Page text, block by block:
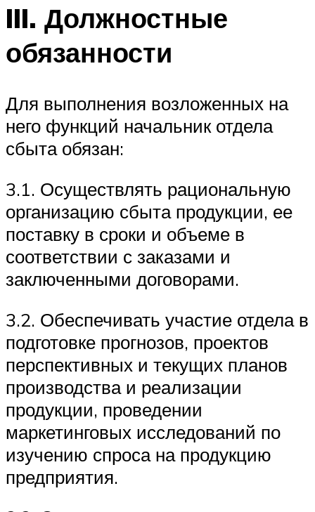
III. Должностные
обязанности
Для выполнения возложенных на
него функций начальник отдела
сбыта обязан:
3.1. Осуществлять рациональную
организацию сбыта продукции, ее
поставку в сроки и объеме в
соответствии с заказами и
заключенными договорами.
3.2. Обеспечивать участие отдела в
подготовке прогнозов, проектов
перспективных и текущих планов
производства и реализации
продукции, проведении
маркетинговых исследований по
изучению спроса на продукцию
предприятия.